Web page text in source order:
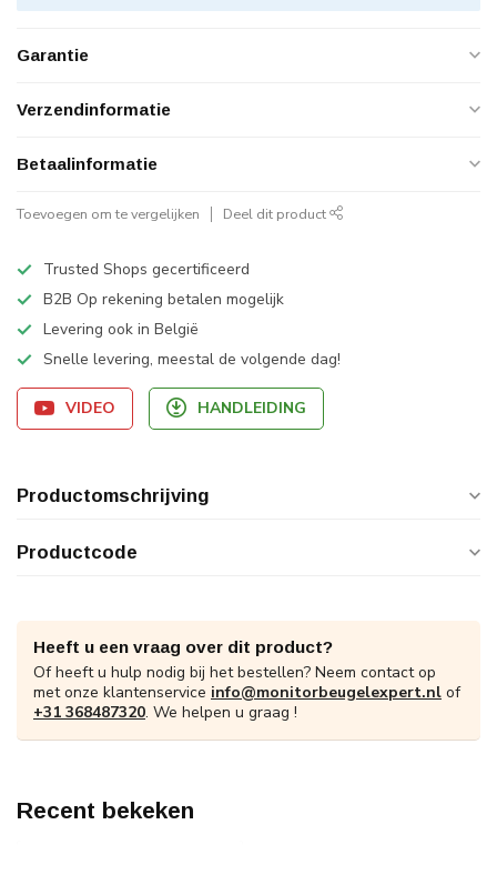
Garantie
Verzendinformatie
Betaalinformatie
Toevoegen om te vergelijken Deel dit product
Trusted Shops gecertificeerd
B2B Op rekening betalen mogelijk
Levering ook in België
Snelle levering, meestal de volgende dag!
VIDEO HANDLEIDING
Productomschrijving
Productcode
Heeft u een vraag over dit product?
Of heeft u hulp nodig bij het bestellen? Neem contact op
met onze klantenservice info@monitorbeugelexpert.nl of
+31 368487320. We helpen u graag !
Recent bekeken